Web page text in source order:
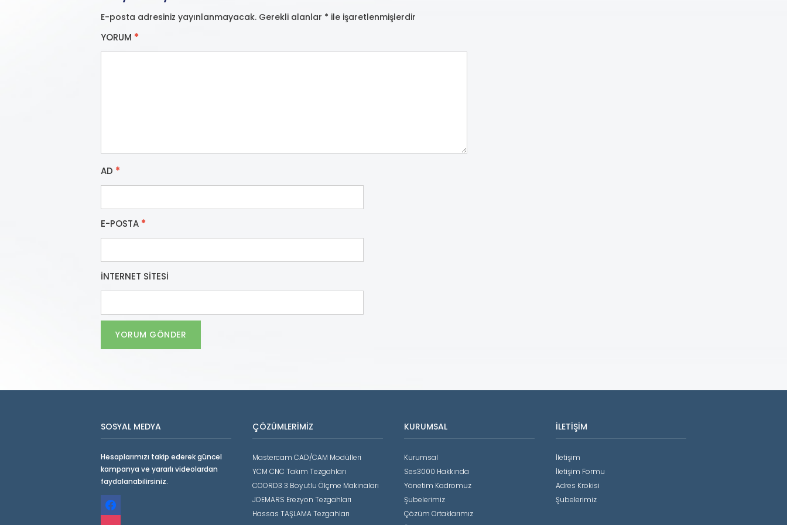
E-posta adresiniz yayınlanmayacak. Gerekli alanlar * ile işaretlenmişlerdir
YORUM *
AD *
E-POSTA *
İNTERNET SITESI
SOSYAL MEDYA
Hesaplarımızı takip ederek güncel
kampanya ve yararlı videolardan
faydalanabilirsiniz.
facebook
ÇÖZÜMLERIMIZ
Mastercam CAD/CAM Modülleri
YCM CNC Takım Tezgahları
COORD3 3 Boyutlu Ölçme Makinaları
JOEMARS Erezyon Tezgahları
Hassas TAŞLAMA Tezgahları
KURUMSAL
Kurumsal
Ses3000 Hakkında
Yönetim Kadromuz
Şubelerimiz
Çözüm Ortaklarımız
İLETIŞIM
İletişim
İletişim Formu
Adres Krokisi
Şubelerimiz